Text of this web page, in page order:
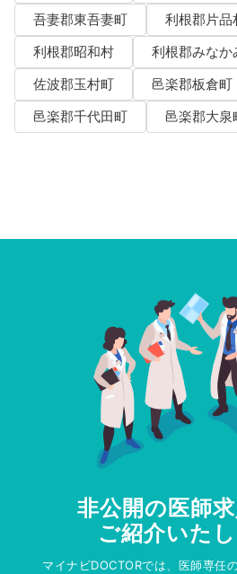
吾妻郡東吾妻町
利根郡片品
利根郡昭和村
利根郡みなか
佐波郡玉村町
邑楽郡板倉町
邑楽郡千代田町
邑楽郡大泉
非公開の医師
ご紹介いたし
マイナビDOCTORでは、医師専任